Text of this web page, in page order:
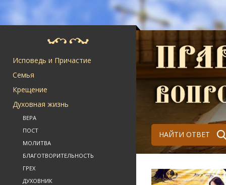
Исповедь и Причастие
Семья
Крещение
Духовная жизнь
ВЕРА
ПОСТ
МОЛИТВА
БЛАГОТВОРИТЕЛЬНОСТЬ
ГРЕХ
ДУХОВНИК
НАЙТИ ОТВЕТ